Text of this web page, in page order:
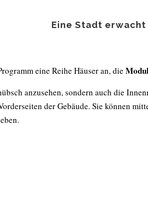
Eine Stadt erwacht
eine Reihe Häuser an, die
anzusehen, sondern auch die
der Gebäude. Sie können